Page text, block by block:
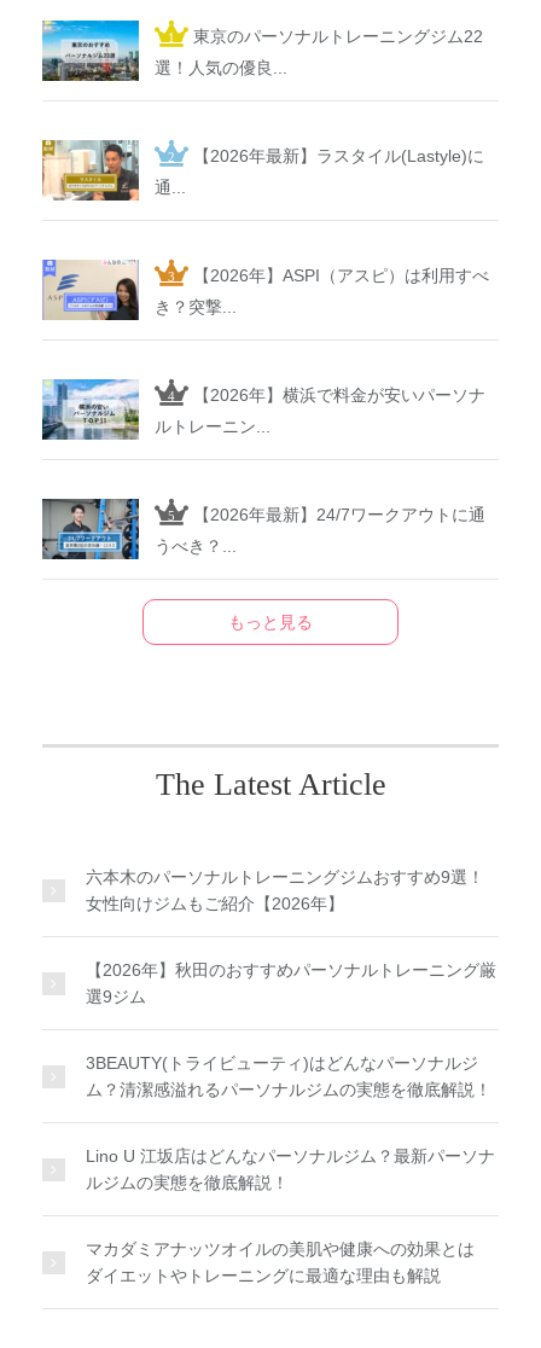
東京のパーソナルトレーニングジム22
選！人気の優良...
【2026年最新】ラスタイル(Lastyle)に
通...
【2026年】ASPI（アスピ）は利用すべ
き？突撃...
【2026年】横浜で料金が安いパーソナ
ルトレーニン...
【2026年最新】24/7ワークアウトに通
うべき？...
もっと見る
The Latest Article
六本木のパーソナルトレーニングジムおすすめ9選！
女性向けジムもご紹介【2026年】
【2026年】秋田のおすすめパーソナルトレーニング厳
選9ジム
3BEAUTY(トライビューティ)はどんなパーソナルジ
ム？清潔感溢れるパーソナルジムの実態を徹底解説！
Lino U 江坂店はどんなパーソナルジム？最新パーソナ
ルジムの実態を徹底解説！
マカダミアナッツオイルの美肌や健康への効果とは
ダイエットやトレーニングに最適な理由も解説